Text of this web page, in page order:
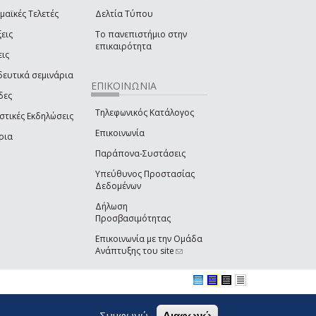
Τελετές
σεμινάρια
Εκδηλώσεις
Δελτία Τύπου
Το πανεπιστήμιο στην
επικαιρότητα
ΕΠΙΚΟΙΝΩΝΙΑ
Τηλεφωνικός Κατάλογος
Επικοινωνία
Παράπονα-Συστάσεις
Υπεύθυνος Προστασίας
Δεδομένων
Δήλωση
Προσβασιμότητας
Επικοινωνία με την Ομάδα
Ανάπτυξης του site(link sends e-mail)